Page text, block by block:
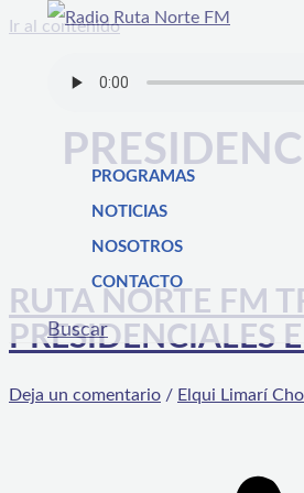
Ir al contenido
PROGRAMAS
NOTICIAS
NOSOTROS
CONTACTO
Buscar
RUTA NORTE FM
PRESIDENCIALES
Deja un comentario / Elqui Limarí